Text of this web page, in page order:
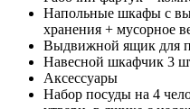
Напольные шкафы с
хранения + мусорное
Выдвижной ящик для
Навесной шкафчик 3
Аксессуары
Набор посуды на 4